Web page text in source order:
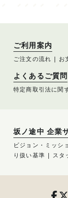
ご利用案内
ご注文の流れ お
よくあるご質問
特定商取引法に関
坂ノ途中 企業
ビジョン・ミッシ
り扱い基準
スタ